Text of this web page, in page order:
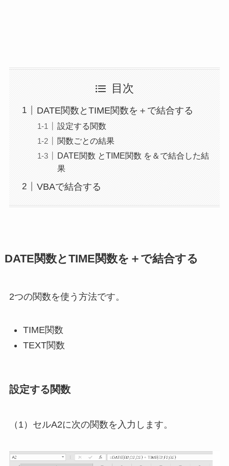
目次
DATE関数とTIME関数を＋で結合する
設定する関数
関数ごとの結果
DATE関数 とTIME関数 を＆で結合した結
果
VBAで結合する
DATE関数とTIME関数を＋で結合する
2つの関数を使う方法です。
TIME関数
TEXT関数
設定する関数
（1）セルA2に次の関数を入力します。